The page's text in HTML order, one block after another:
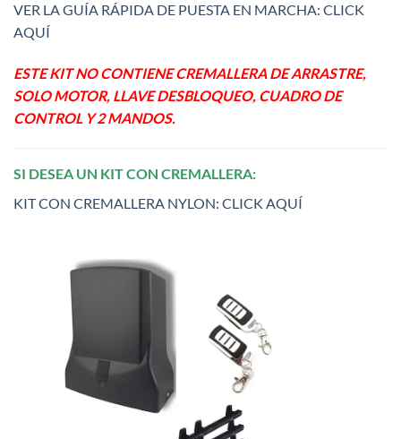
VER LA GUÍA RÁPIDA DE PUESTA EN MARCHA: CLICK
AQUÍ
ESTE KIT NO CONTIENE CREMALLERA DE ARRASTRE,
SOLO MOTOR, LLAVE DESBLOQUEO, CUADRO DE
CONTROL Y 2 MANDOS.
SI DESEA UN KIT CON CREMALLERA:
KIT CON CREMALLERA NYLON: CLICK AQUÍ